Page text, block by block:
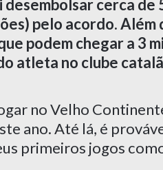
desembolsar cerca de
pelo acordo. Além
podem chegar a 3
atleta no clube
no Velho
ano. Até lá, é
primeiros jogos